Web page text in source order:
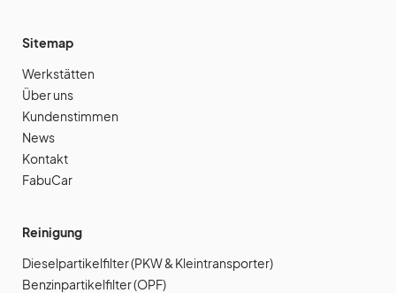
Sitemap
Werkstätten
Über uns
Kundenstimmen
News
Kontakt
FabuCar
Reinigung
Dieselpartikelfilter (PKW & Kleintransporter)
Benzinpartikelfilter (OPF)